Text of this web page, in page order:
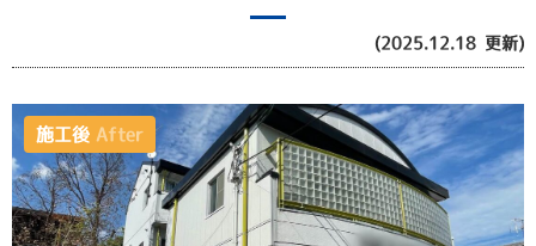
(2025.12.18 更新)
施工後 After